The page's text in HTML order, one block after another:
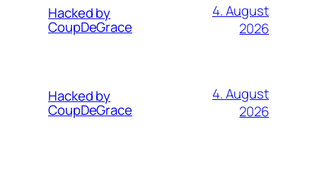
Hacked by
CoupDeGrace
4. August
2026
Hacked by
CoupDeGrace
4. August
2026